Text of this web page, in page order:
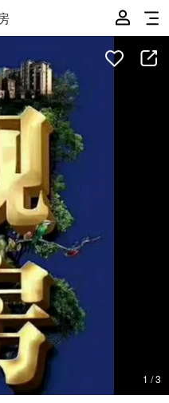
1 /3